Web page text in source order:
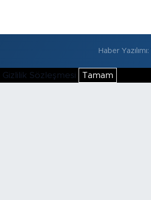
Haber Yazılımı:
Gizlilik Sözleşmesi Tamam